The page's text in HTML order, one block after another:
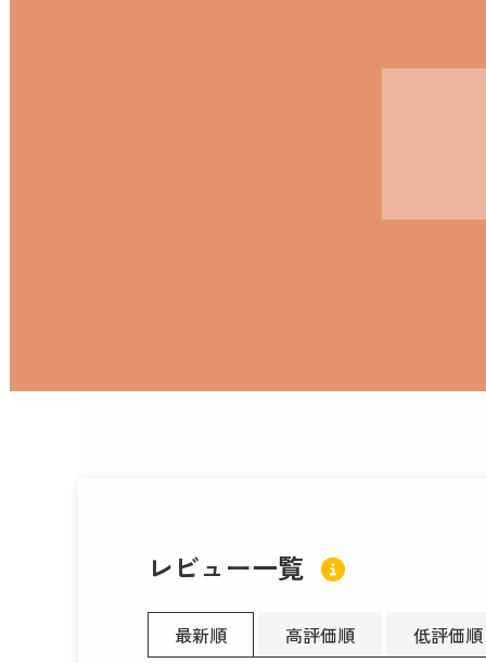
レビュー一覧
最新順 高評価順 低評価順